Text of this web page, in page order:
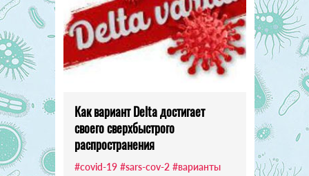
Как вариант Delta достигает
своего сверхбыстрого
распространения
#covid-19 #sars-cov-2 #варианты